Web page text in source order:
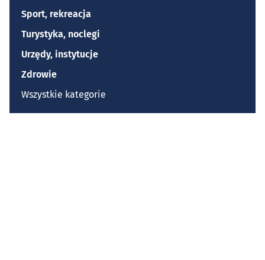
Sport, rekreacja
Turystyka, noclegi
Urzędy, instytucje
Zdrowie
Wszystkie kategorie